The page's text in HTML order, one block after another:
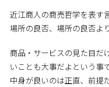
近江商人の商売哲学を表す
場所の良否、場所の良否よ
商品・サービスの見た目だ
いことも大事だよという事
中身が良いのは正直、前提